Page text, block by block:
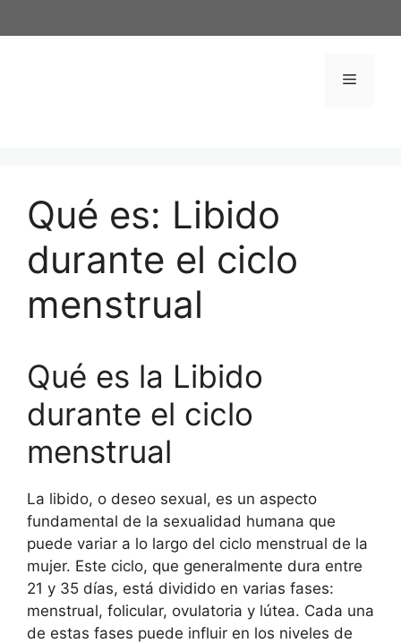
al
Menú
Qué es: Libido
durante el ciclo
menstrual
Qué es la Libido
durante el ciclo
menstrual
La libido, o deseo sexual, es un aspecto
fundamental de la sexualidad humana que
puede variar a lo largo del ciclo menstrual de la
mujer. Este ciclo, que generalmente dura entre
21 y 35 días, está dividido en varias fases:
menstrual, folicular, ovulatoria y lútea. Cada una
de estas fases puede influir en los niveles de